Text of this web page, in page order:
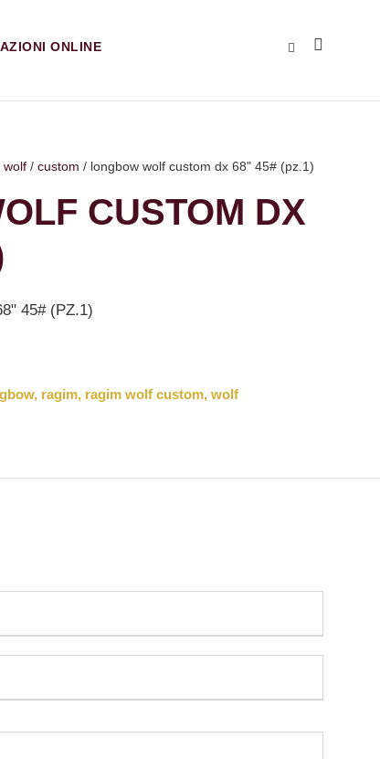
ONLINE
wolf / custom / longbow wolf custom dx 68" 45# (pz.1)
CUSTOM DX
45# (PZ.1)
, ragim, ragim wolf custom, wolf